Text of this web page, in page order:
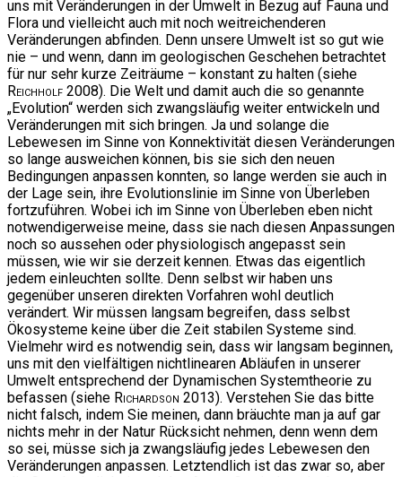
uns mit Veränderungen in der Umwelt in Bezug auf Fauna und
Flora und vielleicht auch mit noch weitreichenderen
Veränderungen abfinden. Denn unsere Umwelt ist so gut wie
nie – und wenn, dann im geologischen Geschehen betrachtet
für nur sehr kurze Zeiträume – konstant zu halten (siehe
Reichholf 2008). Die Welt und damit auch die so genannte
„Evolution“ werden sich zwangsläufig weiter entwickeln und
Veränderungen mit sich bringen. Ja und solange die
Lebewesen im Sinne von Konnektivität diesen Veränderungen
so lange ausweichen können, bis sie sich den neuen
Bedingungen anpassen konnten, so lange werden sie auch in
der Lage sein, ihre Evolutionslinie im Sinne von Überleben
fortzuführen. Wobei ich im Sinne von Überleben eben nicht
notwendigerweise meine, dass sie nach diesen Anpassungen
noch so aussehen oder physiologisch angepasst sein
müssen, wie wir sie derzeit kennen. Etwas das eigentlich
jedem einleuchten sollte. Denn selbst wir haben uns
gegenüber unseren direkten Vorfahren wohl deutlich
verändert. Wir müssen langsam begreifen, dass selbst
Ökosysteme keine über die Zeit stabilen Systeme sind.
Vielmehr wird es notwendig sein, dass wir langsam beginnen,
uns mit den vielfältigen nichtlinearen Abläufen in unserer
Umwelt entsprechend der Dynamischen Systemtheorie zu
befassen (siehe Richardson 2013). Verstehen Sie das bitte
nicht falsch, indem Sie meinen, dann bräuchte man ja auf gar
nichts mehr in der Natur Rücksicht nehmen, denn wenn dem
so sei, müsse sich ja zwangsläufig jedes Lebewesen den
Veränderungen anpassen. Letztendlich ist das zwar so, aber